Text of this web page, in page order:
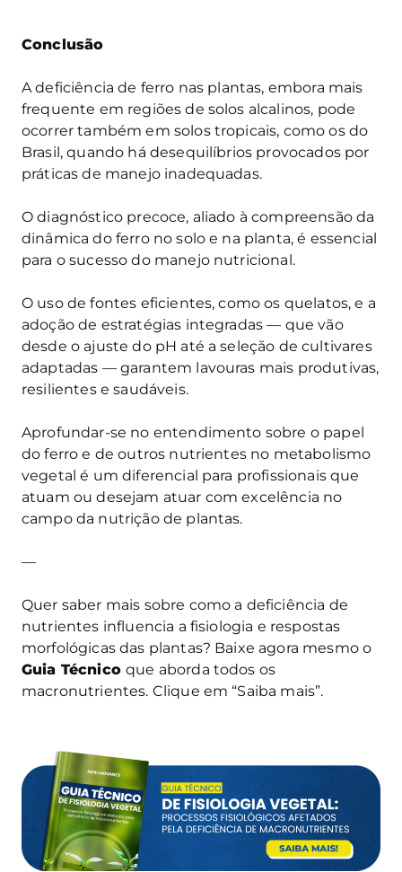
Conclusão
A deficiência de ferro nas plantas, embora mais
frequente em regiões de solos alcalinos, pode
ocorrer também em solos tropicais, como os do
Brasil, quando há desequilíbrios provocados por
práticas de manejo inadequadas.
O diagnóstico precoce, aliado à compreensão da
dinâmica do ferro no solo e na planta, é essencial
para o sucesso do manejo nutricional.
O uso de fontes eficientes, como os quelatos, e a
adoção de estratégias integradas — que vão
desde o ajuste do pH até a seleção de cultivares
adaptadas — garantem lavouras mais produtivas,
resilientes e saudáveis.
Aprofundar-se no entendimento sobre o papel
do ferro e de outros nutrientes no metabolismo
vegetal é um diferencial para profissionais que
atuam ou desejam atuar com excelência no
campo da nutrição de plantas.
—
Quer saber mais sobre como a deficiência de
nutrientes influencia a fisiologia e respostas
morfológicas das plantas? Baixe agora mesmo o
Guia Técnicoque aborda todos os
macronutrientes. Clique em “Saiba mais”.